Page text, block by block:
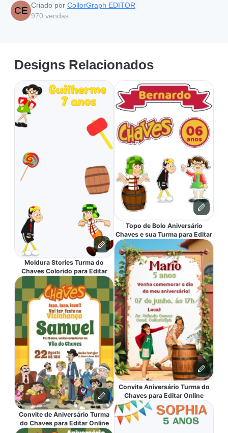
CE Criado por CollorGraph EDITOR
970 vendas
Designs Relacionados
Moldura Stories Turma do
Chaves Colorido para Editar
Convite de Aniversário Turma
do Chaves para Editar Online
Topo de Bolo Aniversário
Chaves e sua Turma para Editar
Convite Aniversário Turma do
Chaves para Editar Online